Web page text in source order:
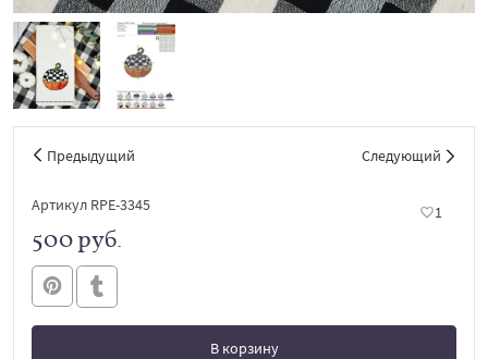
Предыдущий Следующий
Артикул RPE-3345 1
500 руб.
В корзину